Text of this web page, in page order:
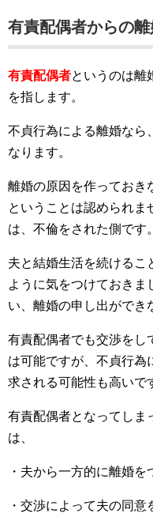
有責配偶者からの
有責配偶者というのは離
を指します。
不貞行為による離婚なら
なります。
離婚の原因を作っておき
ということは認められま
は、不倫をされた側です。
夫と結婚生活を続けるこ
ように気をつけておきま
い、離婚の申し出ができ
有責配偶者でも交渉をし
は可能ですが、不貞行為
求される可能性も高いで
有責配偶者となってしま
は、
・夫から一方的に離婚
・交渉によって夫の同意